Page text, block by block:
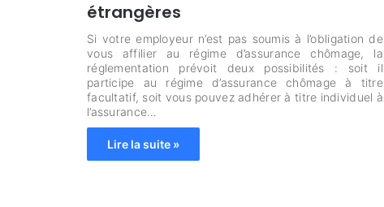
étrangères
Si votre employeur n’est pas soumis à l’obligation de
vous affilier au régime d’assurance chômage, la
réglementation prévoit deux possibilités : soit il
participe au régime d’assurance chômage à titre
facultatif, soit vous pouvez adhérer à titre individuel à
l’assurance…
Lire la suite »